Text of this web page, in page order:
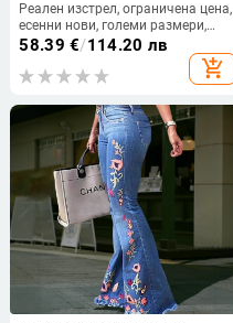
Реален изстрел, ограничена цена,
есенни нови, големи размери,
универсални, свободни, дънкови
панталони с тиранти, дамски
панталони
58.39 €/114.20 лв
add_shopping_cart